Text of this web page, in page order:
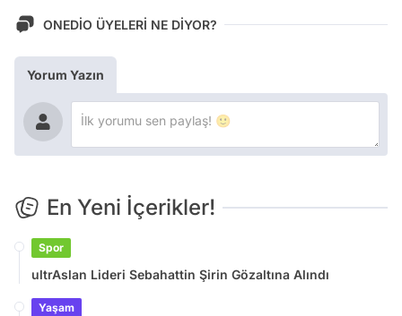
ONEDİO ÜYELERİ NE DİYOR?
Yorum Yazın
En Yeni İçerikler!
Spor
ultrAslan Lideri Sebahattin Şirin Gözaltına Alındı
Yaşam